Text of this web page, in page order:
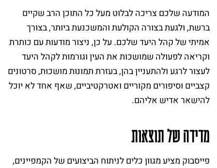
המודעה שלכם צריכה לבלוט מעל כל התוכן הרב שקיים
ברשת, ולגעת בצורה הקולעת והמשכנעת ביותר, בצורך
אמיתי של קהל היעד שלכם. על כן, ניצור מודעות עם כותרת
וקריאה לפעולה שמושכות את העין וגורמות לקהל היעד
לעצור לרגע ולהתעניין בהן, בעזרת תמונות מושכות, סרטונים
קצביים וסיפורים מקוריים ואטרקטיביים, שאף אחד לא יוכל
להישאר אדיש אליהם.
מדידה של תוצאות
פייסבוק מציע מגוון כלים לניתוח הביצועים של הקמפיינים,